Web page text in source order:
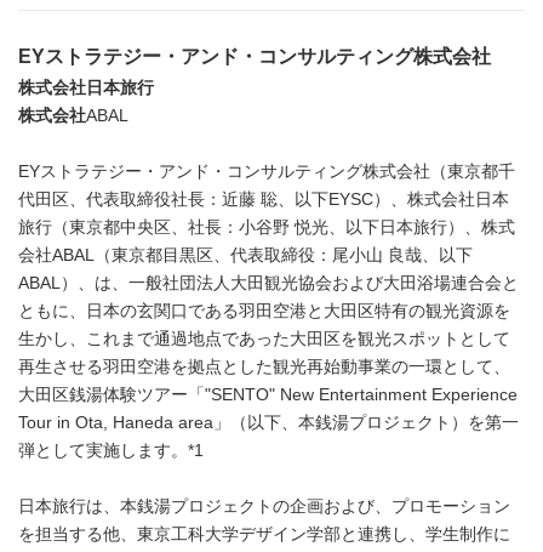
EYストラテジー・アンド・コンサルティング株式会社
株式会社日本旅行
株式会社ABAL
EYストラテジー・アンド・コンサルティング株式会社（東京都千
代田区、代表取締役社長：近藤 聡、以下EYSC）、株式会社日本
旅行（東京都中央区、社長：小谷野 悦光、以下日本旅行）、株式
会社ABAL（東京都目黒区、代表取締役：尾小山 良哉、以下
ABAL）、は、一般社団法人大田観光協会および大田浴場連合会と
ともに、日本の玄関口である羽田空港と大田区特有の観光資源を
生かし、これまで通過地点であった大田区を観光スポットとして
再生させる羽田空港を拠点とした観光再始動事業の一環として、
大田区銭湯体験ツアー「"SENTO" New Entertainment Experience
Tour in Ota, Haneda area」（以下、本銭湯プロジェクト）を第一
弾として実施します。*1
日本旅行は、本銭湯プロジェクトの企画および、プロモーション
を担当する他、東京工科大学デザイン学部と連携し、学生制作に